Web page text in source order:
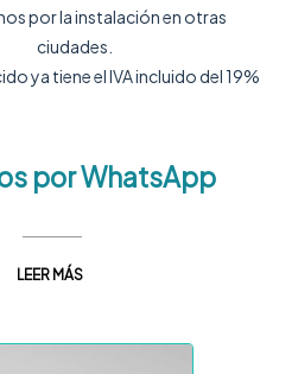
por la instalación en otras
ciudades.
ya tiene el IVA incluido del 19%
por WhatsApp
LEER MÁS